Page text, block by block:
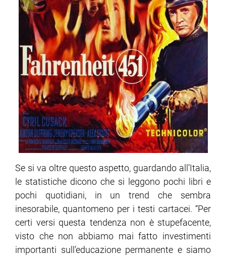
Se si va oltre questo aspetto, guardando all’Italia,
le statistiche dicono che si leggono pochi libri e
pochi quotidiani, in un trend che sembra
inesorabile, quantomeno per i testi cartacei. “Per
certi versi questa tendenza non è stupefacente,
visto che non abbiamo mai fatto investimenti
importanti sull’educazione permanente e siamo